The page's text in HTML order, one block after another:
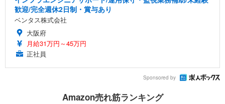
歓迎/完全週休2日制・賞与あり
ベンタス株式会社
大阪府
月給31万円～45万円
正社員
Sponsored by
Amazon売れ筋ランキング